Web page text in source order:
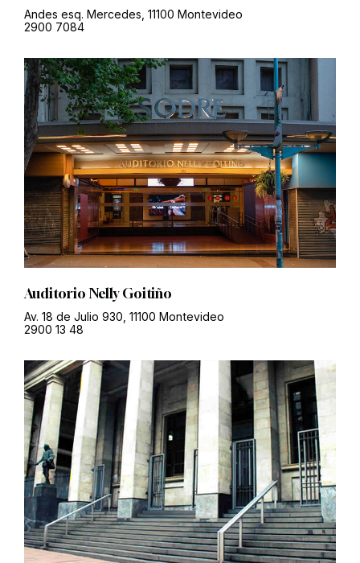
Andes esq. Mercedes, 11100 Montevideo
2900 7084
Auditorio Nelly Goitiño
Av. 18 de Julio 930, 11100 Montevideo
2900 13 48